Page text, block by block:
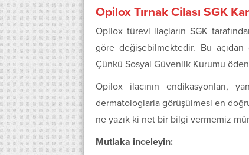
Opilox Tırnak Cilası SGK
Opilox türevi ilaçların SGK
göre değişebilmektedir. Bu
Çünkü Sosyal Güvenlik Kurumu
Opilox ilacının endikasyonları,
dermatologlarla görüşülmesi en
ne yazık ki net bir bilgi vermemiz
Mutlaka inceleyin: